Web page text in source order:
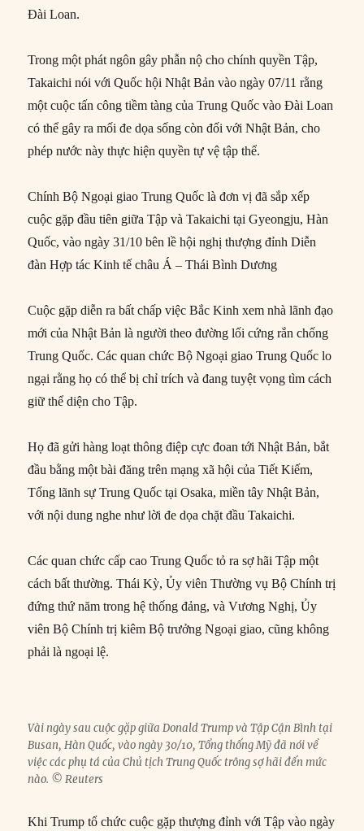
Đài Loan.
Trong một phát ngôn gây phẫn nộ cho chính quyền Tập,
Takaichi nói với Quốc hội Nhật Bản vào ngày 07/11 rằng
một cuộc tấn công tiềm tàng của Trung Quốc vào Đài Loan
có thể gây ra mối đe dọa sống còn đối với Nhật Bản, cho
phép nước này thực hiện quyền tự vệ tập thể.
Chính Bộ Ngoại giao Trung Quốc là đơn vị đã sắp xếp
cuộc gặp đầu tiên giữa Tập và Takaichi tại Gyeongju, Hàn
Quốc, vào ngày 31/10 bên lề hội nghị thượng đỉnh Diễn
đàn Hợp tác Kinh tế châu Á – Thái Bình Dương
Cuộc gặp diễn ra bất chấp việc Bắc Kinh xem nhà lãnh đạo
mới của Nhật Bản là người theo đường lối cứng rắn chống
Trung Quốc. Các quan chức Bộ Ngoại giao Trung Quốc lo
ngại rằng họ có thể bị chỉ trích và đang tuyệt vọng tìm cách
giữ thể diện cho Tập.
Họ đã gửi hàng loạt thông điệp cực đoan tới Nhật Bản, bắt
đầu bằng một bài đăng trên mạng xã hội của Tiết Kiếm,
Tổng lãnh sự Trung Quốc tại Osaka, miền tây Nhật Bản,
với nội dung nghe như lời đe dọa chặt đầu Takaichi.
Các quan chức cấp cao Trung Quốc tỏ ra sợ hãi Tập một
cách bất thường. Thái Kỳ, Ủy viên Thường vụ Bộ Chính trị
đứng thứ năm trong hệ thống đảng, và Vương Nghị, Ủy
viên Bộ Chính trị kiêm Bộ trưởng Ngoại giao, cũng không
phải là ngoại lệ.
Vài ngày sau cuộc gặp giữa Donald Trump và Tập Cận Bình tại
Busan, Hàn Quốc, vào ngày 30/10, Tổng thống Mỹ đã nói về
việc các phụ tá của Chủ tịch Trung Quốc trông sợ hãi đến mức
nào. © Reuters
Khi Trump tổ chức cuộc gặp thượng đỉnh với Tập vào ngày